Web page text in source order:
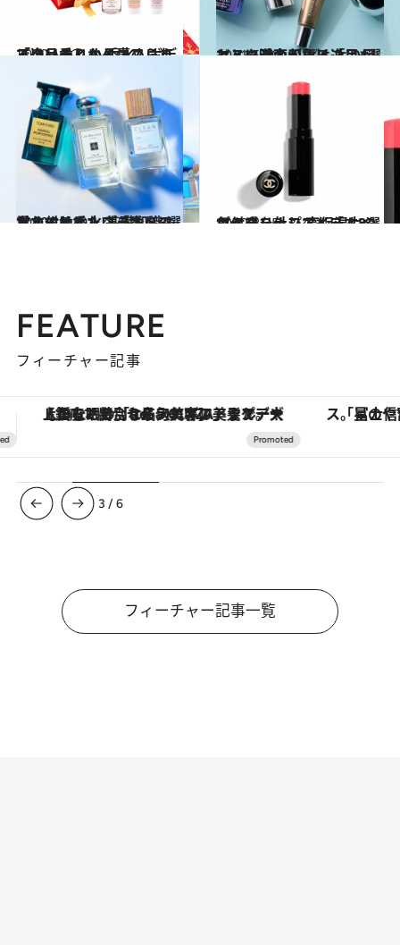
2020.11.21
「いい香り」と褒められる逸品まとめ 香水、ボディクリームからコフレまで
ビューティ＆ヘルス 2021.5.20
マスク時の印象は「目もと」で激変！ どんより目もとに活力が戻る逸品4選
ビューティ＆ヘルス
2020.11.10
覚えておきたい「香りの重ね付け」！ 基礎知識＆おすすめ香水ブランド3選
ビューティ＆ヘルス 2020.8.25
マスクを外しても「すっぴん感」ナシ 高保湿力の色付きリップアイテム3選
ビューティ＆ヘルス
FEATURE
フィーチャー記事
「星のや富士」でデジタルデトックス。冨士信仰の歴史を辿り、心身を調える。 【夏限定ディナーコース】旬を
3 /6
フィーチャー記事一覧